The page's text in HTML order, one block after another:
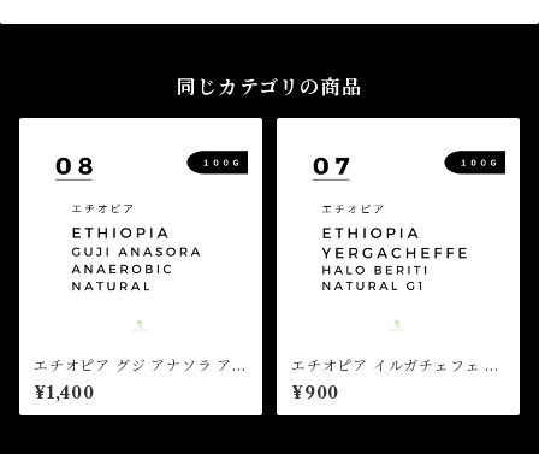
同じカテゴリの商品
エチオピア グジ アナソラ アナ
エロビック ナチュラル（100
g）
¥1,400
エチオピア イルガチェフェ ハ
ロ ベリティ ナチュラル G1（1
00g）
¥900